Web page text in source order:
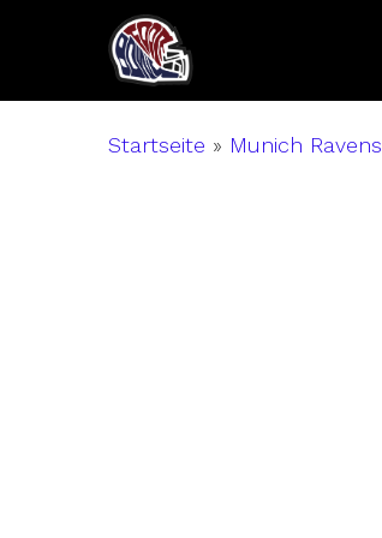
main
Startseite » Munich Ravens